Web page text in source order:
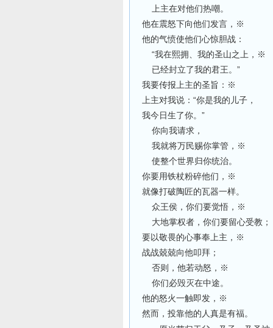
上主在对他们热嘲。
他在震怒下向他们发言，※
他的气愤使他们心惊胆战：
“我在熙拥、我的圣山之上，※
已经封立了我的君王。”
我要传报上主的圣旨：※
上主对我说：“你是我的儿子，
我今日生了你。”
你向我请求，
我就将万民赐你掌管，※
使整个世界归你统治。
你要用铁杖粉碎他们，※
就像打破陶匠的瓦器一样。
众王侯，你们要觉悟，※
大地掌权者，你们要留心受教；
要以敬畏的心事奉上主，※
战战兢兢向他叩拜；
否则，他若动怒，※
你们必毁灭在中途。
他的怒火一触即发，※
然而，投靠他的人真是有福。